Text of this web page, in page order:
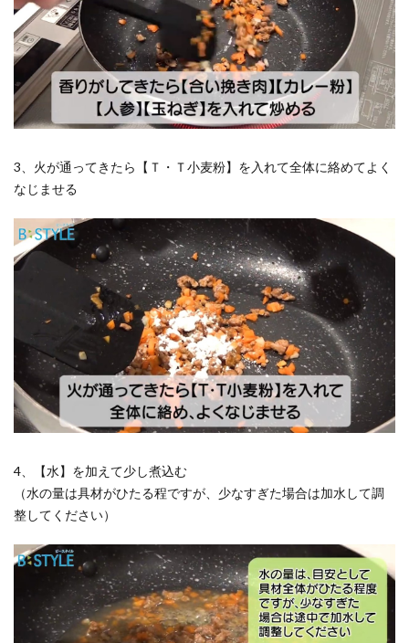
3、火が通ってきたら【Ｔ・Ｔ小麦粉】を入れて全体に絡めてよく
なじませる
4、【水】を加えて少し煮込む
（水の量は具材がひたる程ですが、少なすぎた場合は加水して調
整してください）